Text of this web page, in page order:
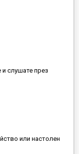
и слушате през
или настолен